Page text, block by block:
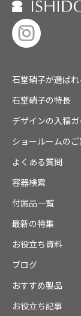
石堂硝子が選ば
石堂硝子の特長
デザインの入稿ガ
ショールームの
よくある質問
容器検索
付属品一覧
最新の特集
お役立ち資料
ブログ
おすすめ製品
お役立ち記事